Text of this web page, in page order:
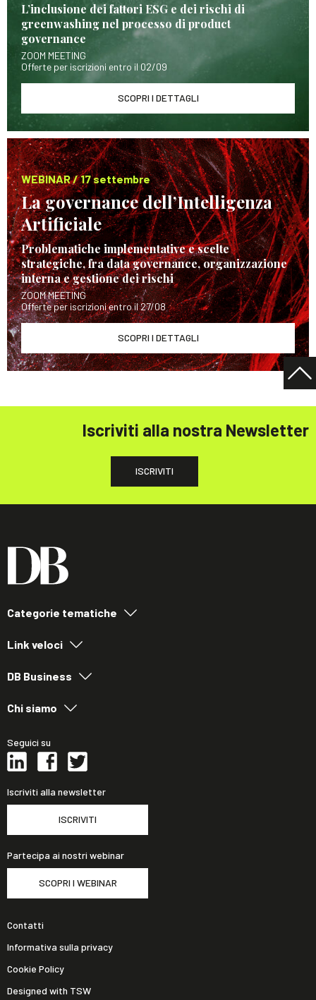
L’inclusione dei fattori ESG e dei rischi di
greenwashing nel processo di product
governance
ZOOM MEETING
Offerte per iscrizioni entro il 02/09
SCOPRI I DETTAGLI
WEBINAR / 17 settembre
La governance dell’Intelligenza
Artificiale
Problematiche implementative e scelte
strategiche, fra data governance, organizzazione
interna e gestione dei rischi
ZOOM MEETING
Offerte per iscrizioni entro il 27/08
SCOPRI I DETTAGLI
Iscriviti alla nostra Newsletter
ISCRIVITI
Categorie tematiche
Link veloci
DB Business
Chi siamo
Seguici su
Iscriviti alla newsletter
ISCRIVITI
Partecipa ai nostri webinar
SCOPRI I WEBINAR
Contatti
Informativa sulla privacy
Cookie Policy
Designed with TSW